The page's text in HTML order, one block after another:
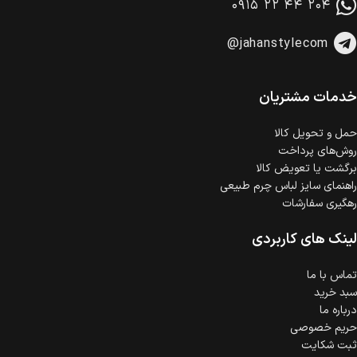
۰۹۱۵ ۲۲ ۴۴ ۲۰۴
@jahanstylecom
خدمات مشتریان
حمل‌ و تحویل کالا
روش‌های پرداخت
برگشت یا تعویض کالا
راهنمای سایز لباس چرم طبیعی
رهگیری سفارشات
لینک های کاربردی
تماس با ما
سبد خرید
درباره ما
حریم خصوصی
ثبت شکایت